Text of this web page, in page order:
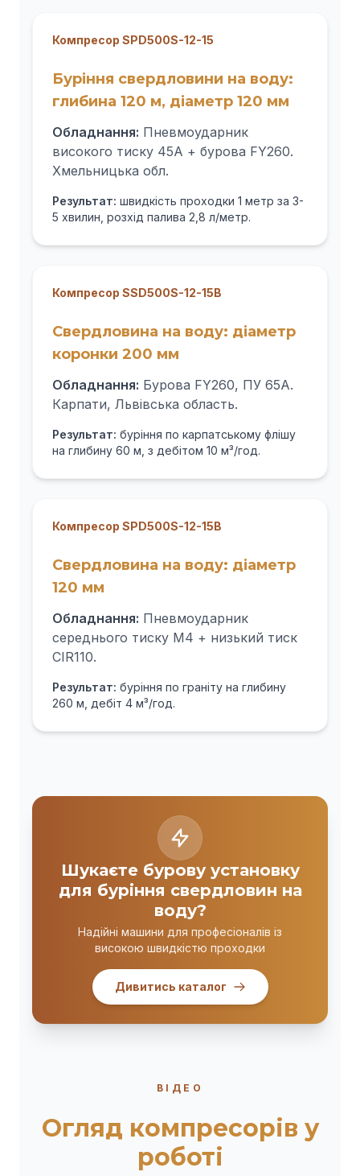
Компресор SPD500S-12-15
Буріння свердловини на воду:
глибина 120 м, діаметр 120 мм
Обладнання: Пневмоударник
високого тиску 45А + бурова FY260.
Хмельницька обл.
Результат: швидкість проходки 1 метр за 3-
5 хвилин, розхід палива 2,8 л/метр.
Компресор SSD500S-12-15B
Свердловина на воду: діаметр
коронки 200 мм
Обладнання: Бурова FY260, ПУ 65А.
Карпати, Львівська область.
Результат: буріння по карпатському флішу
на глибину 60 м, з дебітом 10 м³/год.
Компресор SPD500S-12-15B
Свердловина на воду: діаметр
120 мм
Обладнання: Пневмоударник
середнього тиску M4 + низький тиск
CIR110.
Результат: буріння по граніту на глибину
260 м, дебіт 4 м³/год.
Шукаєте бурову установку
для буріння свердловин на
воду?
Надійні машини для професіоналів із
високою швидкістю проходки
Дивитись каталог
ВІДЕО
Огляд компресорів у
роботі